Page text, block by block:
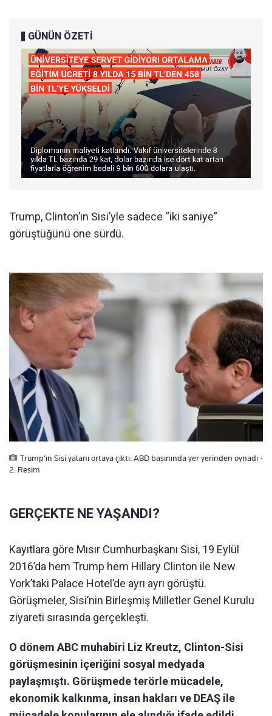
GÜNÜN ÖZETİ
Trump, Clinton’ın Sisi’yle sadece “iki saniye”
görüştüğünü öne sürdü.
Trump’ın Sisi yalanı ortaya çıktı: ABD basınında yer yerinden oynadı -
2. Resim
GERÇEKTE NE YAŞANDI?
Kayıtlara göre Mısır Cumhurbaşkanı Sisi, 19 Eylül
2016’da hem Trump hem Hillary Clinton ile New
York’taki Palace Hotel’de ayrı ayrı görüştü.
Görüşmeler, Sisi’nin Birleşmiş Milletler Genel Kurulu
ziyareti sırasında gerçekleşti.
O dönem ABC muhabiri Liz Kreutz, Clinton-Sisi
görüşmesinin içeriğini sosyal medyada
paylaşmıştı. Görüşmede terörle mücadele,
ekonomik kalkınma, insan hakları ve DEAŞ ile